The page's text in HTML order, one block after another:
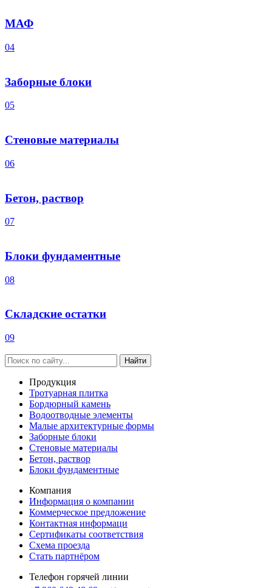
МАФ
04
Заборные блоки
05
Стеновые материалы
06
Бетон, раствор
07
Блоки фундаментные
08
Складские остатки
09
Найти
Продукция
Тротуарная плитка
Бордюрный камень
Водоотводные элементы
Малые архитектурные формы
Заборные блоки
Стеновые материалы
Бетон, раствор
Блоки фундаментные
Компания
Информация о компании
Коммерческое предложение
Контактная информаци
Сертификаты соответствия
Схема проезда
Стать партнёром
Телефон горячей линии